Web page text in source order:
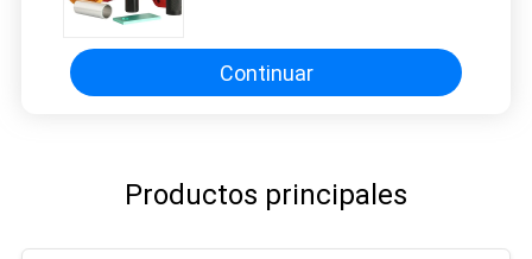
Continuar
Productos principales